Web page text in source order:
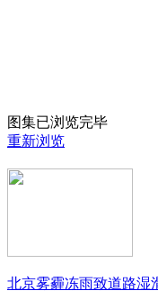
图集已浏览完毕
重新浏览
北京雾霾冻雨致道路